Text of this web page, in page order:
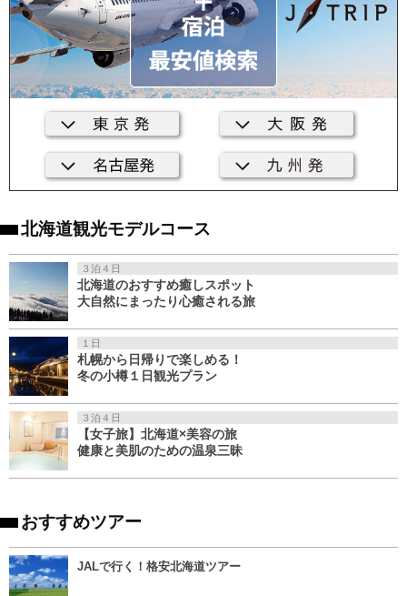
北海道観光モデルコース
３泊４日
北海道のおすすめ癒しスポット
大自然にまったり心癒される旅
１日
札幌から日帰りで楽しめる！
冬の小樽１日観光プラン
３泊４日
【女子旅】北海道×美容の旅
健康と美肌のための温泉三昧
おすすめツアー
JALで行く！格安北海道ツアー